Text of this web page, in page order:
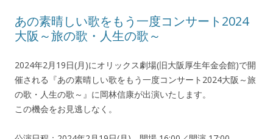
あの素晴しい歌をもう一度コンサート2024
大阪～旅の歌・人生の歌～
2024年2月19日(月)にオリックス劇場(旧大阪厚生年金会館)で開
催される『あの素晴しい歌をもう一度コンサート2024大阪～旅
の歌・人生の歌～』に岡林信康が出演いたします。
この機会をお見逃しなく。